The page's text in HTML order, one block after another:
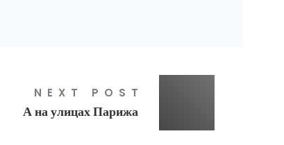
NEXT POST
А на улицах Парижа